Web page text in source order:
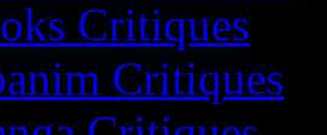
Critiques
Critiques